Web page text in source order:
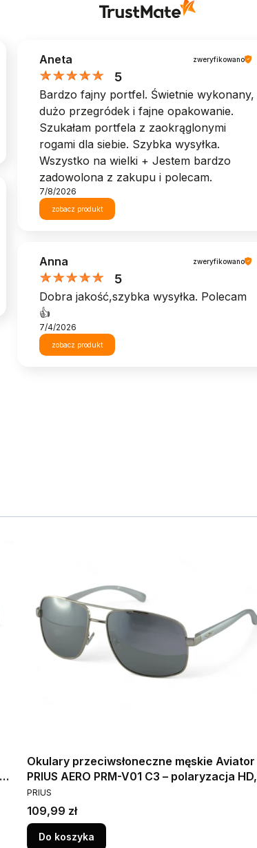
Aneta zweryfikowano
5
Bardzo fajny portfel. Świetnie wykonany,
dużo przegródek i fajne opakowanie.
Szukałam portfela z zaokrąglonymi
rogami dla siebie. Szybka wysyłka.
Wszystko na wielki + Jestem bardzo
zadowolona z zakupu i polecam.
7/8/2026
zobacz produkt
Anna zweryfikowano
5
Dobra jakość,szybka wysyłka. Polecam
👍️
7/4/2026
zobacz produkt
Okulary przeciwsłoneczne męskie Aviator
PRIUS AERO PRM-V01 C3 – polaryzacja HD,
UV400, srebrne lustrzanki
PRODUCENT
PRIUS
Cena
109,99 zł
Do koszyka